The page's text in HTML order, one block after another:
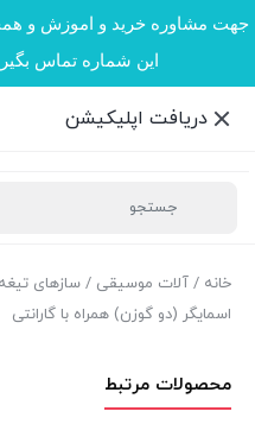
جهت مشاوره خرید و اموزش و
این شماره تماس
دریافت اپلیکیشن
خانه / آلات موسیقی / سازهای
اسمایگر (دو گوزن) همراه با گارانتی
محصولات مرتبط